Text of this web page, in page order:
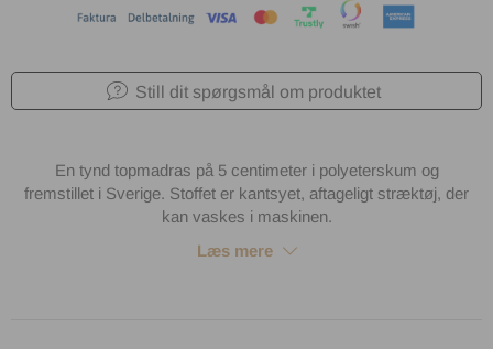
Still dit spørgsmål om produktet
En tynd topmadras på 5 centimeter i polyeterskum og
fremstillet i Sverige. Stoffet er kantsyet, aftageligt stræktøj, der
kan vaskes i maskinen.
Læs mere